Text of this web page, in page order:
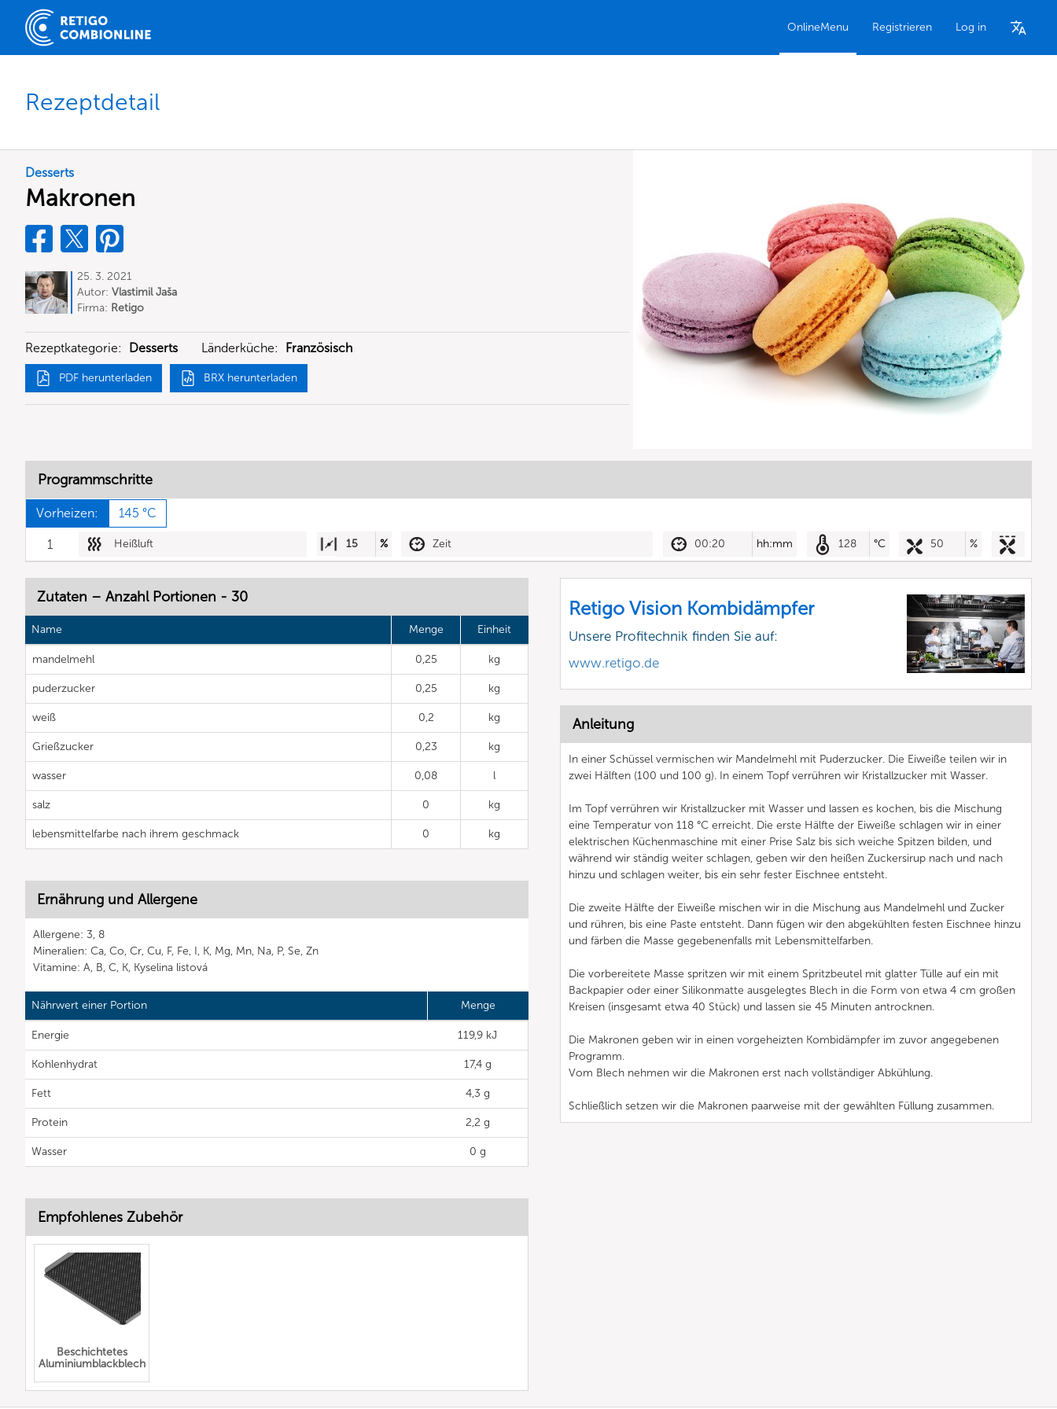
OnlineMenu Registrieren Log in
Rezeptdetail
Desserts
Makronen
25. 3. 2021
Autor: Vlastimil Jaša
Firma: Retigo
Rezeptkategorie: Desserts Länderküche: Französisch
PDF herunterladen BRX herunterladen
Programmschritte
Vorheizen: 145 °C
1 Heißluft 15 % Zeit 00:20 hh:mm 128 °C 50 %
Zutaten – Anzahl Portionen - 30
Name Menge Einheit
mandelmehl 0,25 kg
puderzucker 0,25 kg
weiß 0,2 kg
Grießzucker 0,23 kg
wasser 0,08 l
salz 0 kg
lebensmittelfarbe nach ihrem geschmack 0 kg
Ernährung und Allergene
Allergene: 3, 8
Mineralien: Ca, Co, Cr, Cu, F, Fe, I, K, Mg, Mn, Na, P, Se, Zn
Vitamine: A, B, C, K, Kyselina listová
Nährwert einer Portion Menge
Energie 119,9 kJ
Kohlenhydrat 17,4 g
Fett 4,3 g
Protein 2,2 g
Wasser 0 g
Retigo Vision Kombidämpfer
Unsere Profitechnik finden Sie auf:
www.retigo.de
Anleitung
In einer Schüssel vermischen wir Mandelmehl mit Puderzucker. Die Eiweiße teilen wir in
zwei Hälften (100 und 100 g). In einem Topf verrühren wir Kristallzucker mit Wasser.
Im Topf verrühren wir Kristallzucker mit Wasser und lassen es kochen, bis die Mischung
eine Temperatur von 118 °C erreicht. Die erste Hälfte der Eiweiße schlagen wir in einer
elektrischen Küchenmaschine mit einer Prise Salz bis sich weiche Spitzen bilden, und
während wir ständig weiter schlagen, geben wir den heißen Zuckersirup nach und nach
hinzu und schlagen weiter, bis ein sehr fester Eischnee entsteht.
Die zweite Hälfte der Eiweiße mischen wir in die Mischung aus Mandelmehl und Zucker
und rühren, bis eine Paste entsteht. Dann fügen wir den abgekühlten festen Eischnee hinzu
und färben die Masse gegebenenfalls mit Lebensmittelfarben.
Die vorbereitete Masse spritzen wir mit einem Spritzbeutel mit glatter Tülle auf ein mit
Backpapier oder einer Silikonmatte ausgelegtes Blech in die Form von etwa 4 cm großen
Kreisen (insgesamt etwa 40 Stück) und lassen sie 45 Minuten antrocknen.
Die Makronen geben wir in einen vorgeheizten Kombidämpfer im zuvor angegebenen
Programm.
Vom Blech nehmen wir die Makronen erst nach vollständiger Abkühlung.
Schließlich setzen wir die Makronen paarweise mit der gewählten Füllung zusammen.
Empfohlenes Zubehör
Beschichtetes
Aluminiumblackblech